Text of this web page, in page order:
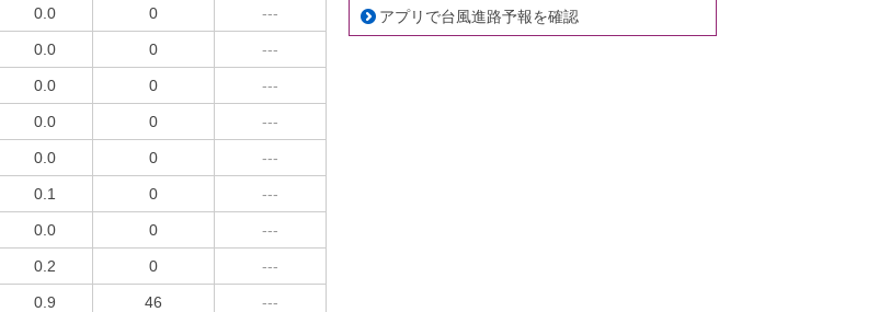
0.0 0 ---
0.0 0 ---
0.0 0 ---
0.0 0 ---
0.0 0 ---
0.1 0 ---
0.0 0 ---
0.2 0 ---
0.9 46 ---
アプリで台風進路予報を確認